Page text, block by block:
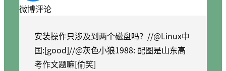
微博评论
安装操作只涉及到两个磁盘吗？//@Linux中
国:[good]//@灰色小狼1988: 配图是山东高
考作文题嘛[偷笑]